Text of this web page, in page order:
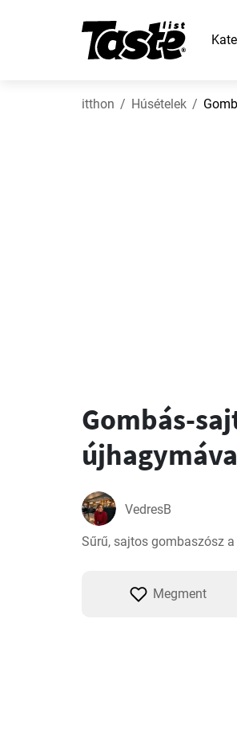
itthon Húsételek
Gombás-
VedresB
Sűrű, sajtos gombaszósz
Megment